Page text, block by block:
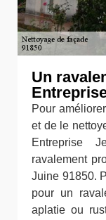
Un
Pour
et de le
Entreprise
ravalement
Juine 91850.
pour un
aplatie ou